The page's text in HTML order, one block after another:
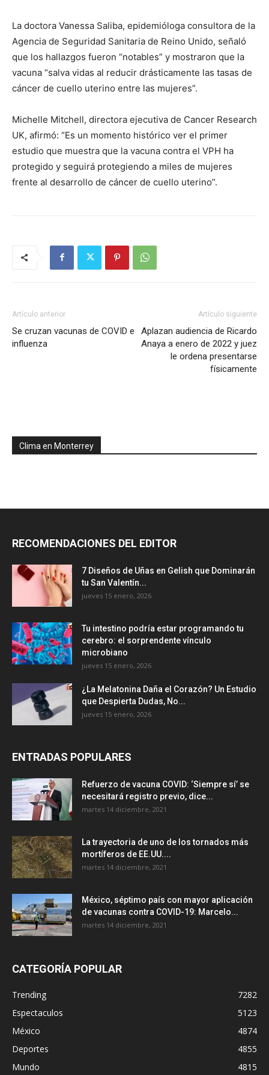
La doctora Vanessa Saliba, epidemióloga consultora de la
Agencia de Seguridad Sanitaria de Reino Unido, señaló
que los hallazgos fueron “notables” y mostraron que la
vacuna “salva vidas al reducir drásticamente las tasas de
cáncer de cuello uterino entre las mujeres”.
Michelle Mitchell, directora ejecutiva de Cancer Research
UK, afirmó: “Es un momento histórico ver el primer
estudio que muestra que la vacuna contra el VPH ha
protegido y seguirá protegiendo a miles de mujeres
frente al desarrollo de cáncer de cuello uterino”.
Artículo anterior
Se cruzan vacunas de COVID e
influenza
Artículo siguiente
Aplazan audiencia de Ricardo
Anaya a enero de 2022 y juez
le ordena presentarse
físicamente
Clima en Monterrey
RECOMENDACIONES DEL EDITOR
7 Diseños de Uñas en Gelish que Dominarán
tu San Valentín...
jueves 15 enero, 2026
Tu intestino podría estar programando tu
cerebro: el sorprendente vínculo
microbiano
jueves 15 enero, 2026
¿La Melatonina Daña el Corazón? Un Estudio
que Despierta Dudas, No...
jueves 15 enero, 2026
ENTRADAS POPULARES
Refuerzo de vacuna COVID: ‘Siempre sí’ se
necesitará registro previo, dice...
martes 14 diciembre, 2021
La trayectoria de uno de los tornados más
mortíferos de EE.UU....
martes 14 diciembre, 2021
México, séptimo país con mayor aplicación
de vacunas contra COVID-19: Marcelo...
martes 14 diciembre, 2021
CATEGORÍA POPULAR
Trending
7282
Espectaculos
5123
México
4874
Deportes
4855
Mundo
4815